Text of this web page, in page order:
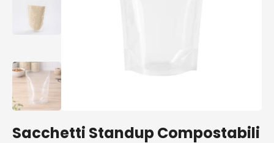
Sacchetti Standup Compostabili